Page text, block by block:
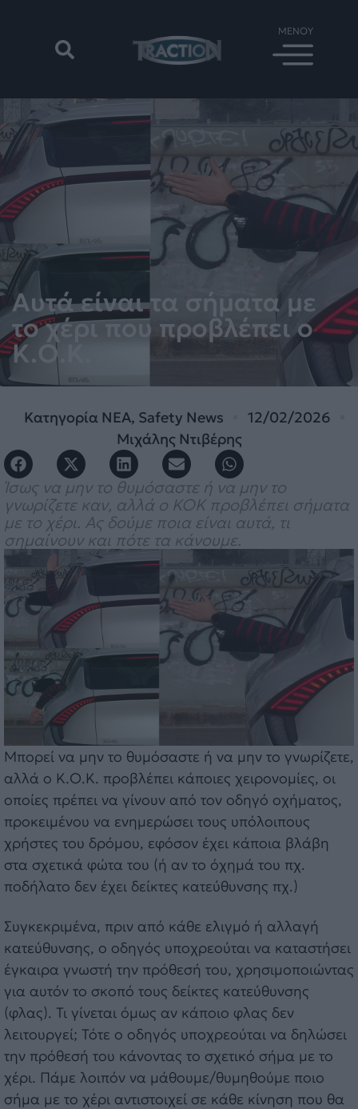
Αυτά είναι τα σήματα με
το χέρι που προβλέπει ο
Κ.Ο.Κ.
Κατηγορία ΝΕΑ, Safety News
12/02/2026
Μιχάλης Ντιβέρης
Ίσως να μην το θυμόσαστε ή να μην το
γνωρίζετε καν, αλλά ο ΚΟΚ προβλέπει σήματα
με το χέρι. Ας δούμε ποια είναι αυτά, τι
σημαίνουν και πότε τα κάνουμε.
Μπορεί να μην το θυμόσαστε ή να μην το γνωρίζετε,
αλλά ο Κ.Ο.Κ. προβλέπει κάποιες χειρονομίες, οι
οποίες πρέπει να γίνουν από τον οδηγό οχήματος,
προκειμένου να ενημερώσει τους υπόλοιπους
χρήστες του δρόμου, εφόσον έχει κάποια βλάβη
στα σχετικά φώτα του (ή αν το όχημά του πχ.
ποδήλατο δεν έχει δείκτες κατεύθυνσης πχ.)
Συγκεκριμένα, πριν από κάθε ελιγμό ή αλλαγή
κατεύθυνσης, ο οδηγός υποχρεούται να καταστήσει
έγκαιρα γνωστή την πρόθεσή του, χρησιμοποιώντας
για αυτόν το σκοπό τους δείκτες κατεύθυνσης
(φλας). Τι γίνεται όμως αν κάποιο φλας δεν
λειτουργεί; Τότε ο οδηγός υποχρεούται να δηλώσει
την πρόθεσή του κάνοντας το σχετικό σήμα με το
χέρι. Πάμε λοιπόν να μάθουμε/θυμηθούμε ποιο
σήμα με το χέρι αντιστοιχεί σε κάθε κίνηση που θα